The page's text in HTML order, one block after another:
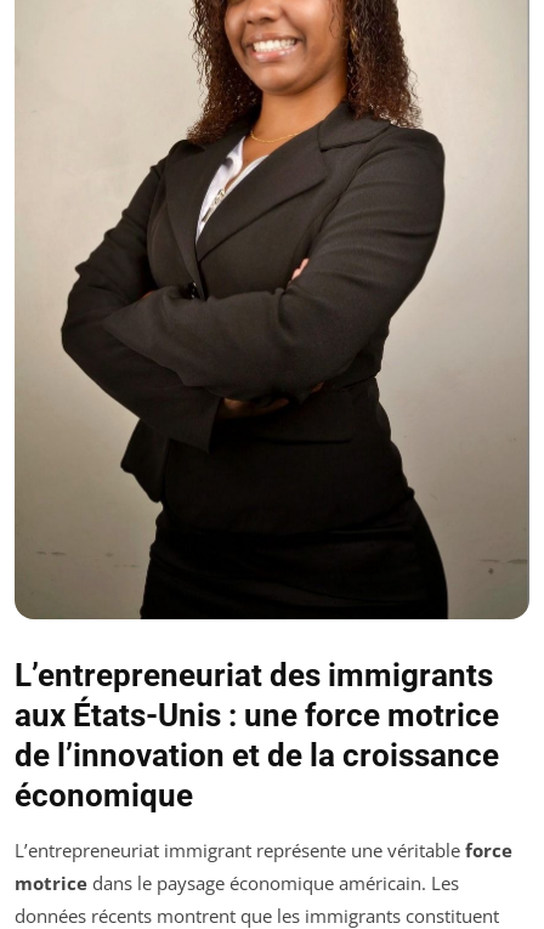
L’entrepreneuriat des immigrants
aux États-Unis : une force motrice
de l’innovation et de la croissance
économique
L’entrepreneuriat immigrant représente une véritable force
motrice dans le paysage économique américain. Les
données récents montrent que les immigrants constituent